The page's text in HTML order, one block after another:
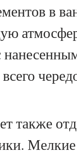
в
также
Мелкие